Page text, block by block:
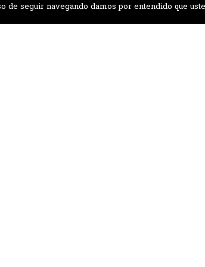
seguir navegando damos por entendido que